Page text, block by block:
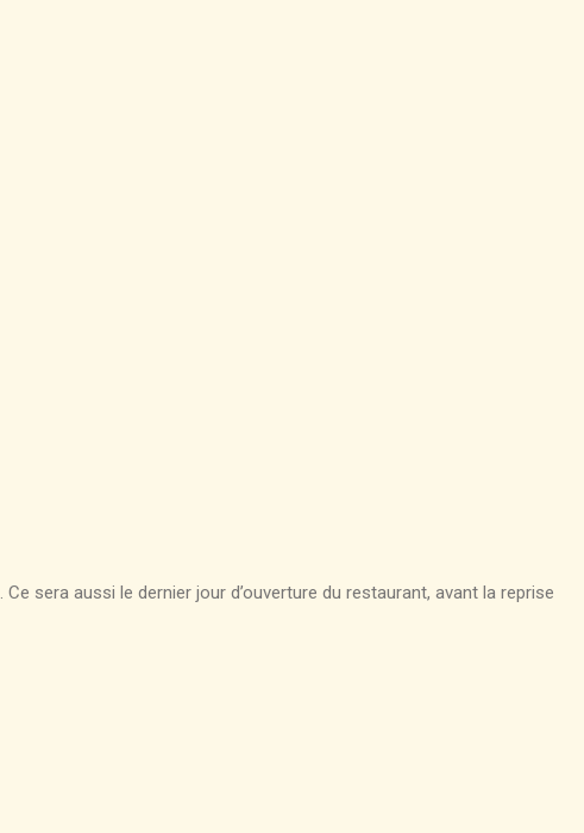
. Ce sera aussi le dernier jour d’ouverture du restaurant, avant la reprise